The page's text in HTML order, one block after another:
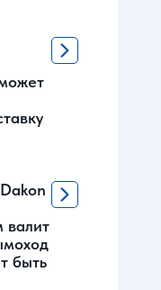
валит
быть